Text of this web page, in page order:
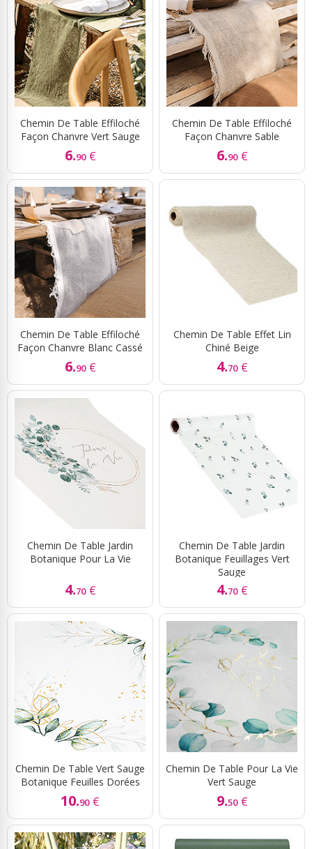
Chemin De Table Effiloché
Façon Chanvre Vert Sauge
6.90 €
Chemin De Table Effiloché
Façon Chanvre Sable
6.90 €
Chemin De Table Effiloché
Façon Chanvre Blanc Cassé
6.90 €
Chemin De Table Effet Lin
Chiné Beige
4.70 €
Chemin De Table Jardin
Botanique Pour La Vie
4.70 €
Chemin De Table Jardin
Botanique Feuillages Vert
Sauge
4.70 €
Chemin De Table Vert Sauge
Botanique Feuilles Dorées
10.90 €
Chemin De Table Pour La Vie
Vert Sauge
9.50 €